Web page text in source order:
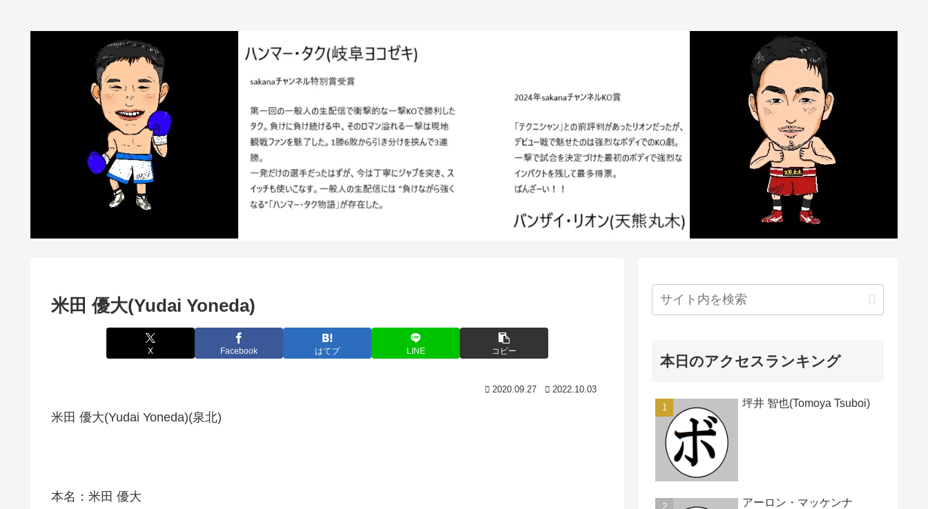
米田 優大(Yudai Yoneda)
X Facebook はてブ LINE コピー
2020.09.27 2022.10.03
米田 優大(Yudai Yoneda)(泉北)
本名：米田 優大
本日のアクセスランキング
坪井 智也(Tomoya Tsuboi)
アーロン・マッケンナ